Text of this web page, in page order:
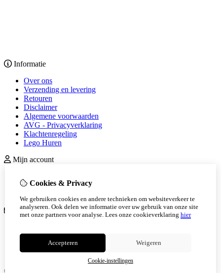
Informatie
Over ons
Verzending en levering
Retouren
Disclaimer
Algemene voorwaarden
AVG - Privacyverklaring
Klachtenregeling
Lego Huren
Mijn account
Bestelhistorie
Klantenservice
Retourneren
Sitemap
Veelgestelde vragen
© Copyright 2026 |
Cookies & Privacy
We gebruiken cookies en andere technieken om websiteverkeer te
analyseren. Ook delen we informatie over uw gebruik van onze site
met onze partners voor analyse. Lees onze cookieverklaring hier
Accepteren Weigeren
Cookie-instellingen